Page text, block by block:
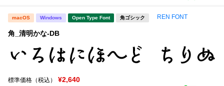
macOS Windows Open Type Font 角ゴシック REN FONT
角_清明かな-DB
標準価格（税込） ¥2,640